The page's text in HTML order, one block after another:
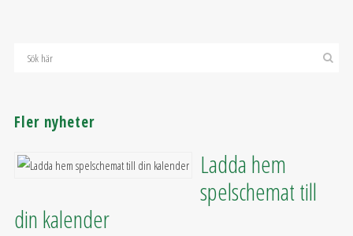
Fler nyheter
Ladda hem
spelschemat till
din kalender